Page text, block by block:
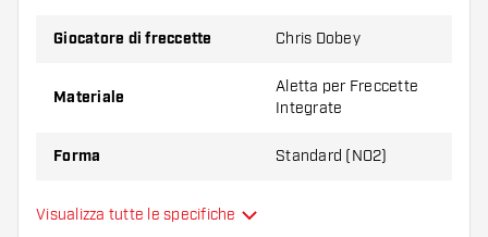
Assicuratevi di avere a portata di mano un gran
numero di alette e di astine. Questi possono
spessore diverso di alette per scoprire quale
Giocatore di freccette Chris Dobey
Materiale
Aletta per Freccette
Integrate
Forma Standard (NO2)
Tipo
Visualizza tutte le specifiche